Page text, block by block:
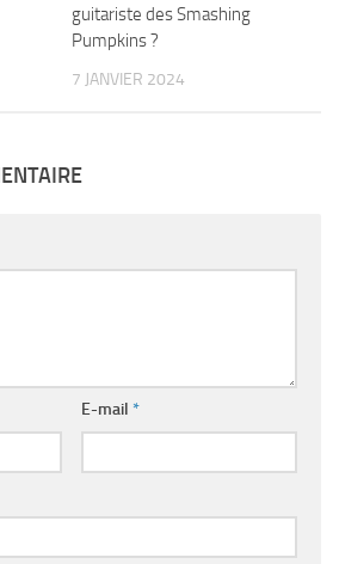
guitariste des Smashing
Pumpkins ?
7 JANVIER 2024
E-mail *